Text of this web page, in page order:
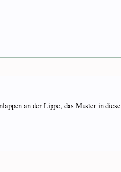
an der Lippe, das Muster in